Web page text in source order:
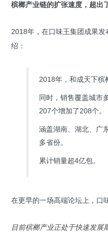
槟榔产业链的扩张速度，超出
2018年，在口味王集团成果
绍：
2018年，和成天下槟
同时，销售覆盖城市
207个增加了208个。
涵盖湖南、湖北、广
多省份。
累计销量超4亿包。
在更早的一场高端论坛上，口
目前槟榔产业正处于快速发展